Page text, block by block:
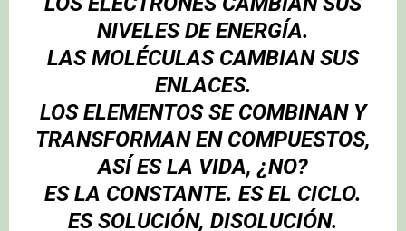
NIVELES DE ENERGÍA.
LAS MOLÉCULAS CAMBIAN SUS
ENLACES.
LOS ELEMENTOS SE COMBINAN Y
TRANSFORMAN EN COMPUESTOS,
ASÍ ES LA VIDA, ¿NO?
ES LA CONSTANTE. ES EL CICLO.
ES SOLUCIÓN, DISOLUCIÓN.